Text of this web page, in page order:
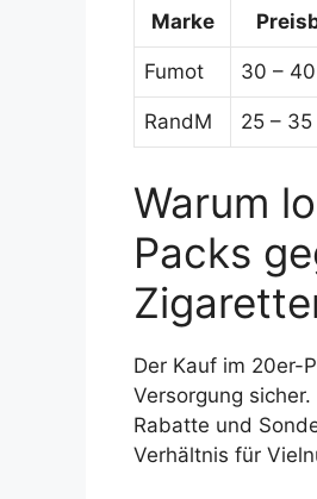
Marke
Fumot 30 –
RandM 25 – 35
Warum
Packs
Der Kauf im 20er-
Versorgung
Rabatte und
Verhältnis für